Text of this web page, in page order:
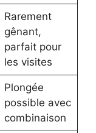
Rarement
gênant,
parfait pour
les visites
Plongée
possible avec
combinaison